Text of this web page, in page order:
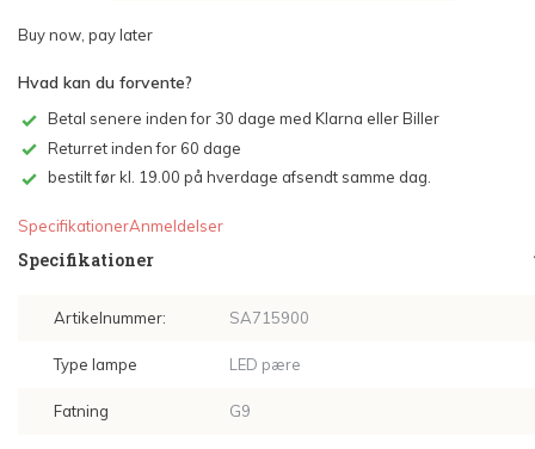
Buy now, pay later
Hvad kan du forvente?
Betal senere inden for 30 dage med Klarna eller Biller
Returret inden for 60 dage
bestilt før kl. 19.00 på hverdage afsendt samme dag.
SpecifikationerAnmeldelser
Specifikationer
Artikelnummer: SA715900
Type lampe LED pære
Fatning G9